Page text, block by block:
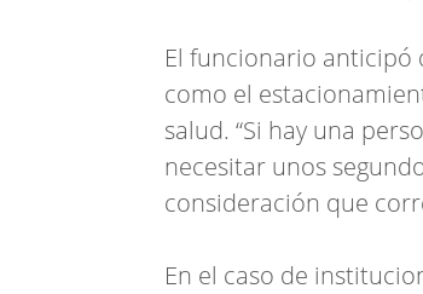
El funcionario anticipó
como el
salud. “Si hay una
necesitar unos
consideración que
En el caso de